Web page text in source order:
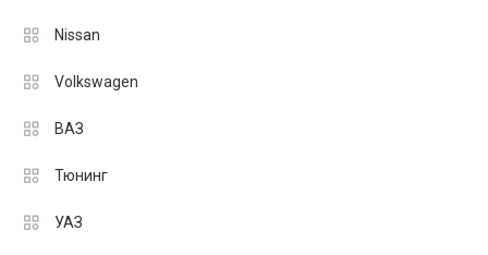
Nissan
Volkswagen
ВАЗ
Тюнинг
УАЗ